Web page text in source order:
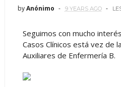
byAnónimo 9 YEARS AGO
Seguimos con mucho
Casos Clínicos está vez de
Auxiliares de Enfermería B.